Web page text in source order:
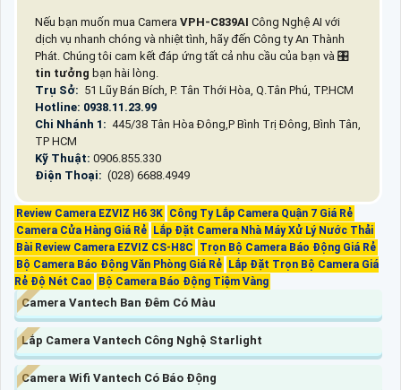
Nếu bạn muốn mua Camera VPH-C839AI Công Nghệ AI với
dịch vụ nhanh chóng và nhiệt tình, hãy đến Công ty An Thành
Phát. Chúng tôi cam kết đáp ứng tất cả nhu cầu của bạn và 🎛
tin tưởng bạn hài lòng.
Trụ Sở: 51 Lũy Bán Bích, P. Tân Thới Hòa, Q.Tân Phú, TP.HCM
Hotline: 0938.11.23.99
Chi Nhánh 1: 445/38 Tân Hòa Đông,P Bình Trị Đông, Bình Tân,
TP HCM
Kỹ Thuật: 0906.855.330
Điện Thoại: (028) 6688.4949
Review Camera EZVIZ H6 3K Công Ty Lắp Camera Quận 7 Giá Rẻ
Camera Cửa Hàng Giá Rẻ
Lắp Đặt Camera Nhà Máy Xử Lý Nước Thải
Bài Review Camera EZVIZ CS-H8C
Trọn Bộ Camera Báo Động Giá Rẻ
Bộ Camera Báo Động Văn Phòng Giá Rẻ
Lắp Đặt Trọn Bộ Camera Giá
Rẻ Độ Nét Cao
Bộ Camera Báo Động Tiệm Vàng
Camera Vantech Ban Đêm Có Màu
Lắp Camera Vantech Công Nghệ Starlight
Camera Wifi Vantech Có Báo Động